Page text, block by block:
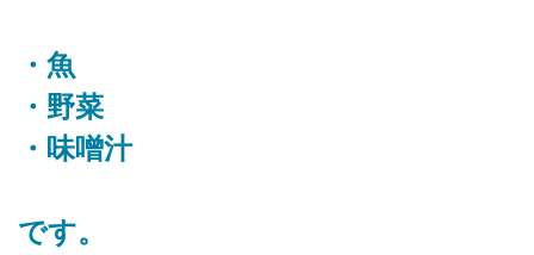
・魚
・野菜
・味噌汁
です。